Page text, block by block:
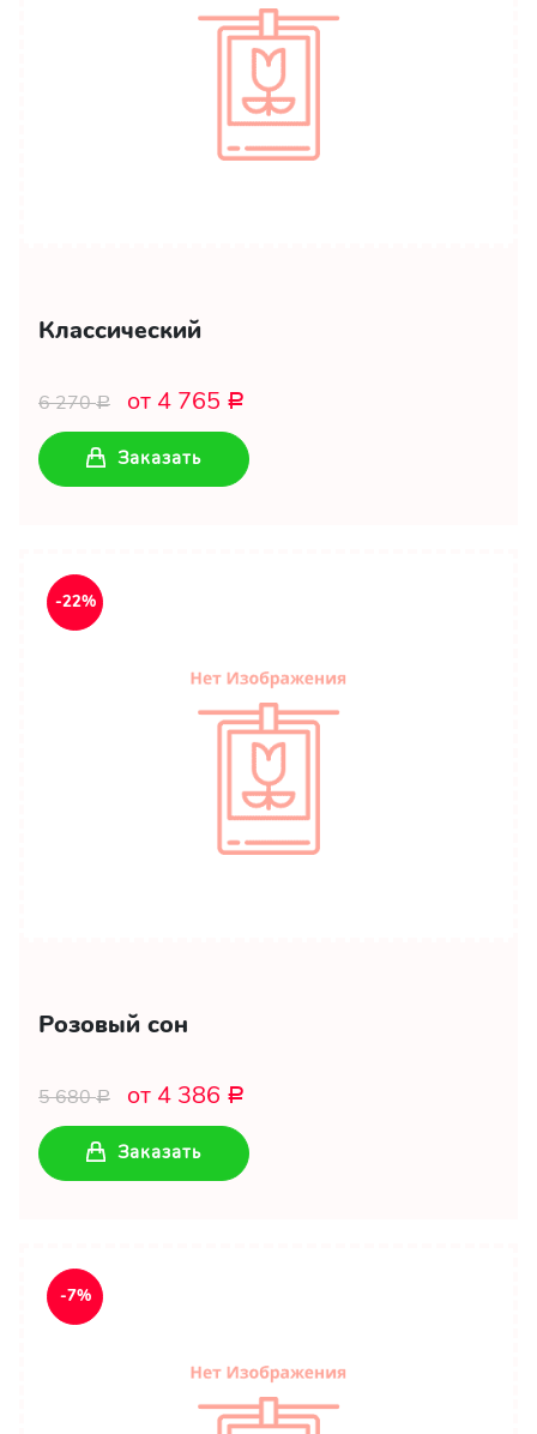
Классический
6 270Р от 4 765 Р
Заказать
-22%
Розовый сон
5 680Р от 4 386 Р
Заказать
-7%